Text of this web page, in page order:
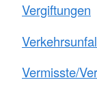
Vergiftungen
Vermisste/